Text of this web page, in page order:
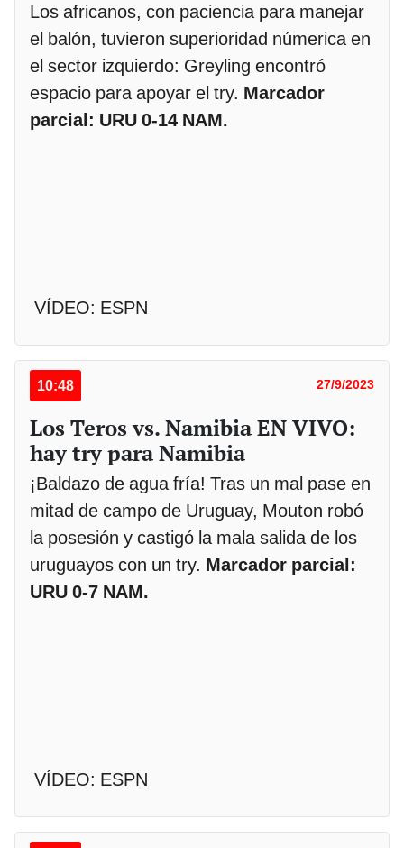
Los africanos, con paciencia para manejar
el balón, tuvieron superioridad númerica en
el sector izquierdo: Greyling encontró
espacio para apoyar el try. Marcador
parcial: URU 0-14 NAM.
VÍDEO: ESPN
10:48 27/9/2023
Los Teros vs. Namibia EN VIVO:
hay try para Namibia
¡Baldazo de agua fría! Tras un mal pase en
mitad de campo de Uruguay, Mouton robó
la posesión y castigó la mala salida de los
uruguayos con un try. Marcador parcial:
URU 0-7 NAM.
VÍDEO: ESPN